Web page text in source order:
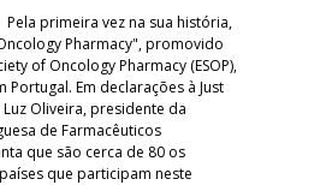
Pela primeira vez na sua história,
Pharmacy", promovido
of Oncology Pharmacy (ESOP),
Portugal. Em declarações à Just
Oliveira, presidente da
de Farmacêuticos
que são cerca de 80 os
que participam neste